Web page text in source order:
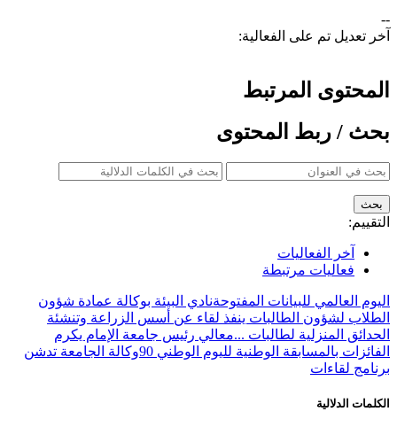
--
آخر تعديل تم على الفعالية:
المحتوى المرتبط
بحث / ربط المحتوى
التقييم:
آخر الفعاليات
فعاليات مرتبطة
اليوم العالمي للبيانات المفتوحةنادي البيئة بوكالة عمادة شؤون
الطلاب لشؤون الطالبات ينفذ لقاء عن أسس الزراعة وتنشئة
الحدائق المنزلية لطالبات ...معالي رئيس جامعة الإمام يكرم
الفائزات بالمسابقة الوطنية لليوم الوطني 90
وكالة الجامعة تدشن
برنامج لقاءات
الكلمات الدلالية